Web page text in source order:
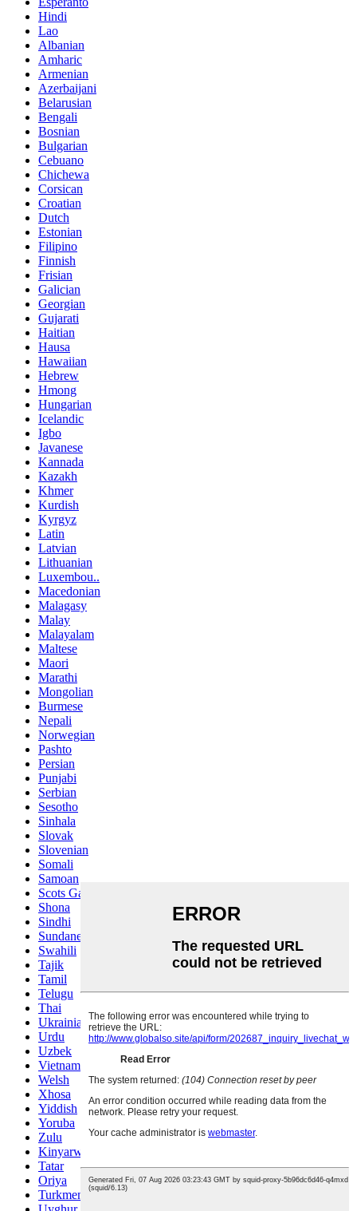
Hindi
Lao
Albanian
Amharic
Armenian
Azerbaijani
Belarusian
Bengali
Bosnian
Bulgarian
Cebuano
Chichewa
Corsican
Croatian
Dutch
Estonian
Filipino
Finnish
Frisian
Galician
Georgian
Gujarati
Haitian
Hausa
Hawaiian
Hebrew
Hmong
Hungarian
Icelandic
Igbo
Javanese
Kannada
Kazakh
Khmer
Kurdish
Kyrgyz
Latin
Latvian
Lithuanian
Luxembou..
Macedonian
Malagasy
Malay
Malayalam
Maltese
Maori
Marathi
Mongolian
Burmese
Nepali
Norwegian
Pashto
Persian
Punjabi
Serbian
Sesotho
Sinhala
Slovak
Slovenian
Somali
Samoan
Scots Gaelic
Shona
Sindhi
Sundanese
Swahili
Tajik
Tamil
Telugu
Thai
Ukrainian
Urdu
Uzbek
Vietnamese
Welsh
Xhosa
Yiddish
Yoruba
Zulu
Kinyarwanda
Tatar
Oriya
Turkmen